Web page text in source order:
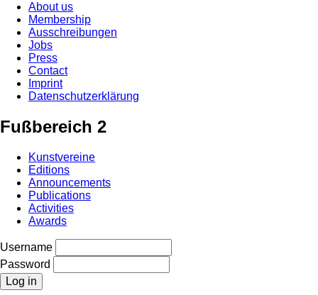
About us
Membership
Ausschreibungen
Jobs
Press
Contact
Imprint
Datenschutzerklärung
Fußbereich 2
Kunstvereine
Editions
Announcements
Publications
Activities
Awards
Username
Password